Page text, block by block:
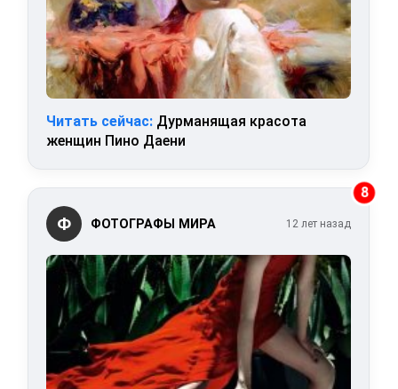
Читать сейчас: Дурманящая красота
женщин Пино Даени
8
Ф ФОТОГРАФЫ МИРА 12 лет назад